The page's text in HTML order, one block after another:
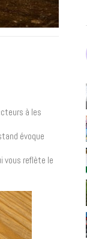
à les
évoque
vous reflète le